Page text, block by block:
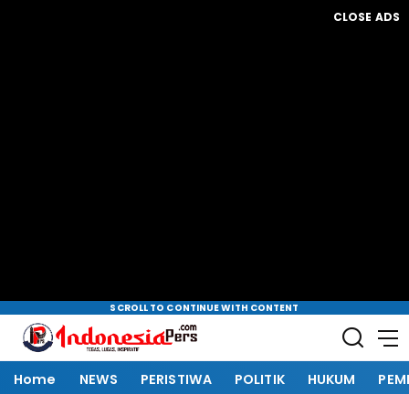
CLOSE ADS
SCROLL TO CONTINUE WITH CONTENT
Home NEWS PERISTIWA POLITIK HUKUM